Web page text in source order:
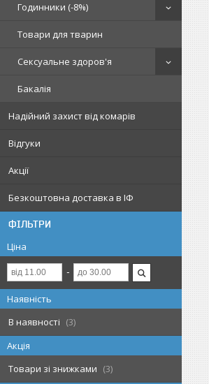
Годинники (-8%)
Товари для тварин
Сексуальне здоров'я
Бакалія
Надійний захист від комарів
Відгуки
Акції
Безкоштовна доставка в ІФ
ФІЛЬТРИ
Ціна
Наявність
В наявності
3
Акція
Товари зі знижками
3